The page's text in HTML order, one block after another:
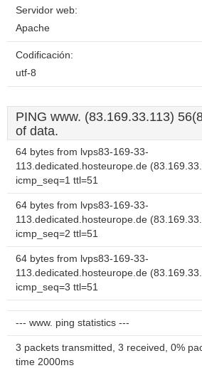
Servidor web:
Apache
Codificación:
utf-8
PING www. (83.169.33.113)
of data.
64 bytes from lvps83-169-33-
113.dedicated.hosteurope.de
icmp_seq=1 ttl=51
64 bytes from lvps83-169-33-
113.dedicated.hosteurope.de
icmp_seq=2 ttl=51
64 bytes from lvps83-169-33-
113.dedicated.hosteurope.de
icmp_seq=3 ttl=51
--- www. ping statistics ---
3 packets transmitted, 3 received, 0%
time 2000ms